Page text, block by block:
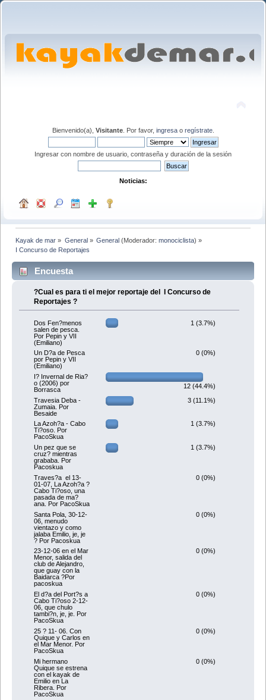
Bienvenido(a), Visitante. Por favor, ingresao regístrate.
Ingresar con nombre de usuario, contraseña y duración de la sesión
Noticias:
Kayak de mar » General» General(Moderador: monociclista) »
I Concurso de Reportajes
Encuesta
?Cual es para ti el mejor reportaje del I Concurso de
Reportajes ?
Dos Fen?menos
salen de pesca.
Por Pepin y VII
(Emiliano)
1 (3.7%)
Un D?a de Pesca
por Pepin y VII
(Emiliano)
0 (0%)
I? Invernal de Ria?
o (2006) por
Borrasca
12 (44.4%)
Travesia Deba -
Zumaia. Por
Besaide
3 (11.1%)
La Azoh?a - Cabo
Ti?oso. Por
PacoSkua
1 (3.7%)
Un pez que se
cruz? mientras
grababa. Por
Pacoskua
1 (3.7%)
Traves?a el 13-
01-07, La Azoh?a ?
Cabo Ti?oso, una
pasada de ma?
ana. Por PacoSkua
0 (0%)
Santa Pola, 30-12-
06, menudo
vientazo y como
jalaba Emilio, je, je
? Por Pacoskua
0 (0%)
23-12-06 en el Mar
Menor, salida del
club de Alejandro,
que guay con la
Baidarca ?Por
pacoskua
0 (0%)
El d?a del Port?s a
Cabo Ti?oso 2-12-
06, que chulo
tambi?n, je, je. Por
PacoSkua
0 (0%)
25 ? 11- 06. Con
Quique y Carlos en
el Mar Menor. Por
PacoSkua
0 (0%)
Mi hermano
Quique se estrena
con el kayak de
Emilio en La
Ribera. Por
PacoSkua
0 (0%)